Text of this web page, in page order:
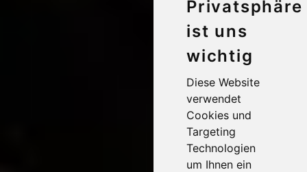
Privatsphäre
ist uns
wichtig
Diese Website
verwendet
Cookies und
Targeting
Technologien
um Ihnen ein